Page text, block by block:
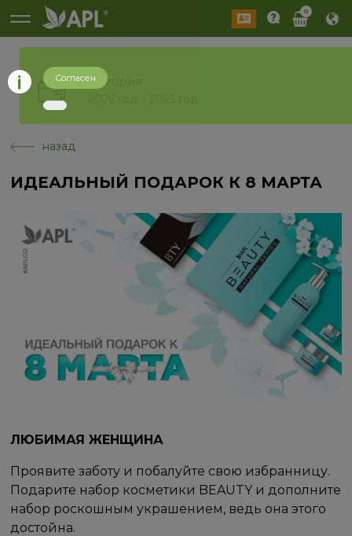
0
История
назад
ИДЕАЛЬНЫЙ ПОДАРОК К 8 МАРТА
ЛЮБИМАЯ ЖЕНЩИНА
Проявите заботу и побалуйте свою избранницу.
Подарите набор косметики BEAUTY и дополните
набор роскошным украшением, ведь она этого
достойна.
Согласен